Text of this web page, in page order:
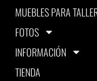
MUEBLES PARA
FOTOS
INFORMACIÓN
TIENDA